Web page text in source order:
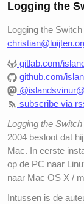
Logging the
Logging the Switch
gitlab.com/
github.com/
subscribe via
Logging the Switch
2004 besloot dat
Mac. In eerste
op de PC naar
naar Mac OS X /
Intussen is de